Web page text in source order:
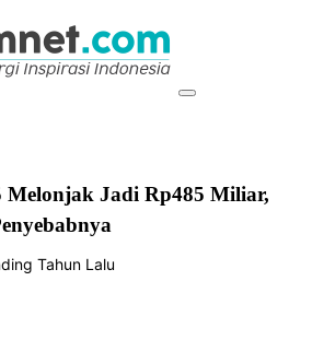
Melonjak Jadi Rp485 Miliar,
Tahun Lalu